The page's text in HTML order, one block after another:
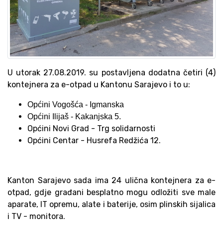
U utorak 27.08.2019. su postavljena dodatna četiri (4)
kontejnera za e-otpad u Kantonu Sarajevo i to u:
Općini Vogošća - Igmanska
Općini Ilijaš - Kakanjska 5.
Općini Novi Grad - Trg solidarnosti
Općini Centar - Husrefa Redžića 12.
Kanton Sarajevo sada ima 24 ulična kontejnera za e-
otpad, gdje građani besplatno mogu odložiti sve male
aparate, IT opremu, alate i baterije, osim plinskih sijalica
i TV - monitora.